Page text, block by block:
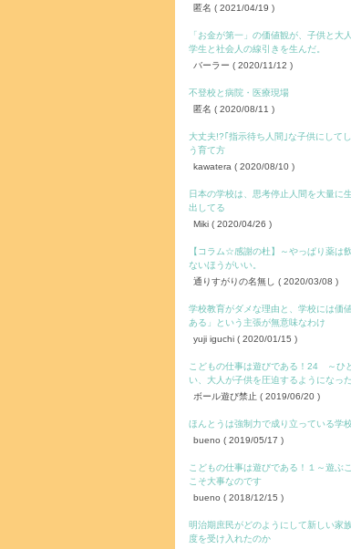
匿名 ( 2021/04/19 )
「お金が第一」の価値観が、子供と大人
学生と社会人の線引きを生んだ。
バーラー ( 2020/11/12 )
不登校と病院・医療現場
匿名 ( 2020/08/11 )
大丈夫!?｢指示待ち人間｣な子供にして
う育て方
kawatera ( 2020/08/10 )
日本の学校は、思考停止人間を大量に
出してる
Miki ( 2020/04/26 )
【コラム☆感謝の杜】～やっぱり薬は
ないほうがいい。
通りすがりの名無し ( 2020/03/08 )
学校教育がダメな理由と、学校には価
ある」という主張が無意味なわけ
yuji iguchi ( 2020/01/15 )
こどもの仕事は遊びである！24 ～ひ
い、大人が子供を圧迫するようになった
ボール遊び禁止 ( 2019/06/20 )
ほんとうは強制力で成り立っている学校
bueno ( 2019/05/17 )
こどもの仕事は遊びである！１～遊ぶ
こそ大事なのです
bueno ( 2018/12/15 )
明治期庶民がどのようにして新しい家
度を受け入れたのか